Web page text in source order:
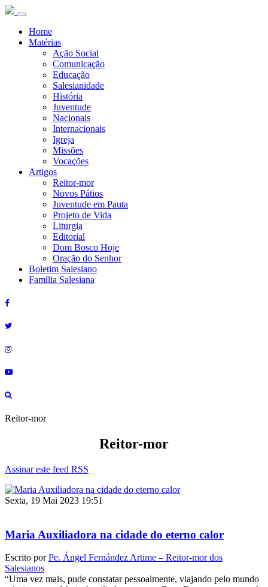
Home
Matérias
Ação Social
Comunicação
Educação
Salesianidade
História
Juventude
Nacionais
Internacionais
Igreja
Missões
Vocações
Artigos
Reitor-mor
Novos Pátios
Juventude em Pauta
Projeto de Vida
Liturgia
Editorial
Dom Bosco Hoje
Oração do Senhor
Boletim Salesiano
Família Salesiana
Reitor-mor
Reitor-mor
Assinar este feed RSS
Sexta, 19 Mai 2023 19:51
Maria Auxiliadora na cidade do eterno calor
Escrito porPe. Ángel Fernández Artime – Reitor-mor dos
Salesianos
“Uma vez mais, pude constatar pessoalmente, viajando pelo mundo